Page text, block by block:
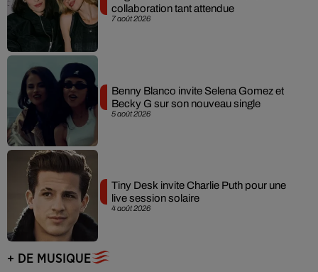
7 août 2026
collaboration tant attendue
5 août 2026
Benny Blanco invite Selena Gomez et
Becky G sur son nouveau single
4 août 2026
Tiny Desk invite Charlie Puth pour une
live session solaire
+ DE MUSIQUE